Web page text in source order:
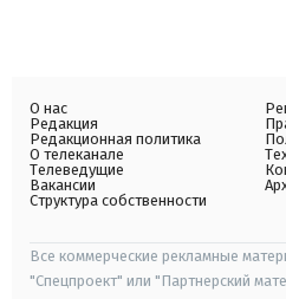
О нас
Редакция
Редакционная политика
О телеканале
Телеведущие
Вакансии
Структура собственности
Все коммерческие рекламные
"Спецпроект" или "Партнерский